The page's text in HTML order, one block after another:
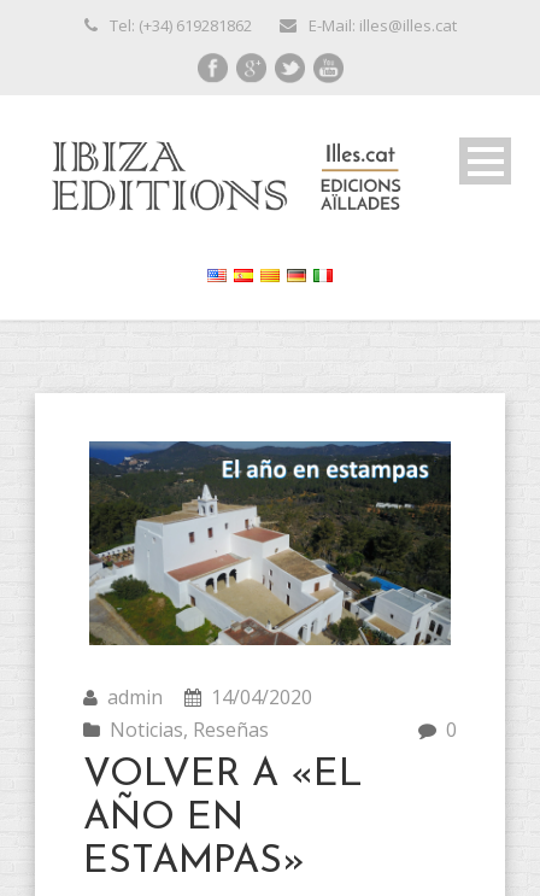
Tel: (+34) 619281862 E-Mail: illes@illes.cat
admin
14/04/2020
Noticias, Reseñas 0
VOLVER A «EL
AÑO EN
ESTAMPAS»